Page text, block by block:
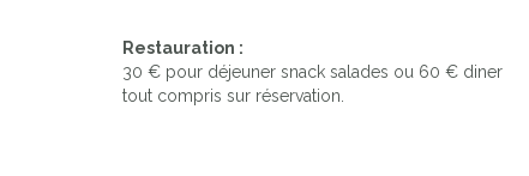
Restauration :
30 € pour déjeuner snack salades ou 60 € diner
tout compris sur réservation.